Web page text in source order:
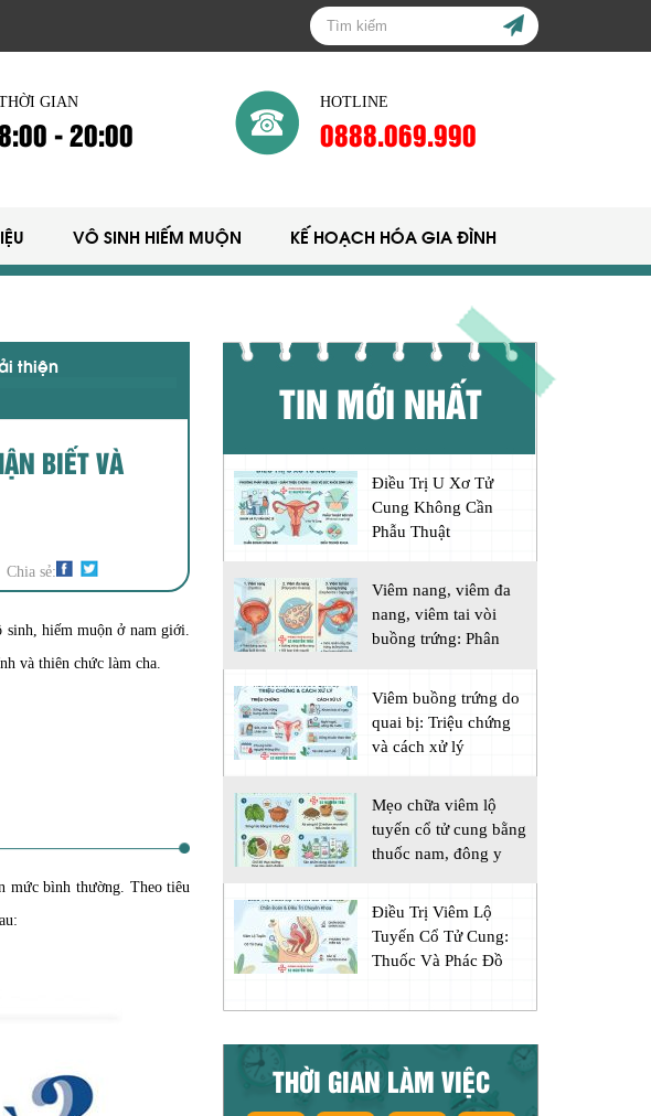
GIAN
- 20:00
HOTLINE
0888.069.990
VÔ SINH HIẾM MUỘN KẾ HOẠCH HÓA GIA ĐÌNH
thiện
BIẾT VÀ
Chia sẻ:
sinh, hiếm muộn ở nam giới.
và thiên chức làm cha.
mức bình thường. Theo tiêu
TIN MỚI NHẤT
Điều Trị U Xơ Tử
Cung Không Cần
Phẫu Thuật
Viêm nang, viêm đa
nang, viêm tai vòi
buồng trứng: Phân
Viêm buồng trứng do
quai bị: Triệu chứng
và cách xử lý
Mẹo chữa viêm lộ
tuyến cổ tử cung bằng
thuốc nam, đông y
Điều Trị Viêm Lộ
Tuyến Cổ Tử Cung:
Thuốc Và Phác Đồ
THỜI GIAN LÀM VIỆC